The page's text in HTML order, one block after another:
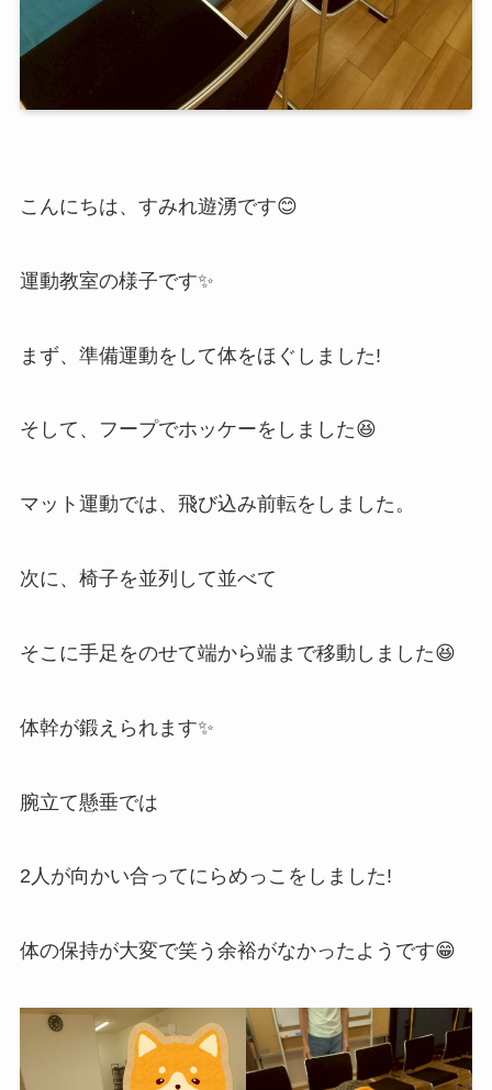
こんにちは、すみれ遊湧です😊
運動教室の様子です✨
まず、準備運動をして体をほぐしました!
そして、フープでホッケーをしました😆
マット運動では、飛び込み前転をしました。
次に、椅子を並列して並べて
そこに手足をのせて端から端まで移動しました😆
体幹が鍛えられます✨
腕立て懸垂では
2人が向かい合ってにらめっこをしました!
体の保持が大変で笑う余裕がなかったようです😁